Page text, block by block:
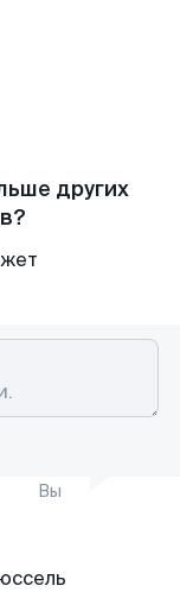
других
Вы